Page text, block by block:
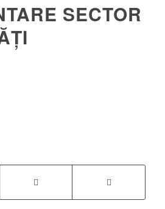
SECTOR